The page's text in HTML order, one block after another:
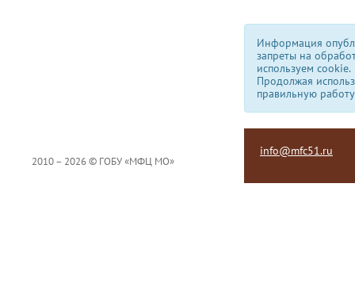
Информация
запреты на
используем сookie.
Продолжая
правильную
2010 – 2026 © ГОБУ «МФЦ МО»
info@mfc51.ru